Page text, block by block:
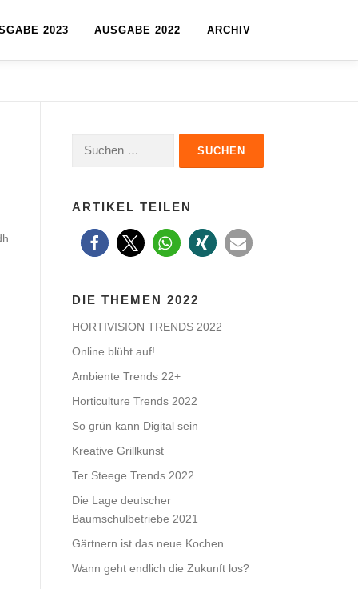
2023 AUSGABE 2022 ARCHIV
ARTIKEL TEILEN
DIE THEMEN 2022
HORTIVISION TRENDS 2022
Online blüht auf!
Ambiente Trends 22+
Horticulture Trends 2022
So grün kann Digital sein
Kreative Grillkunst
Ter Steege Trends 2022
Die Lage deutscher
Baumschulbetriebe 2021
Gärtnern ist das neue Kochen
Wann geht endlich die Zukunft los?